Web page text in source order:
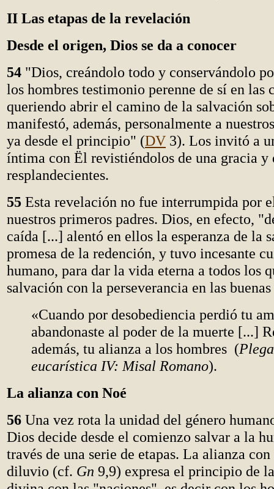
II Las etapas de la revelación
Desde el origen, Dios se da a conocer
54 "Dios, creándolo todo y conservándolo
los hombres testimonio perenne de sí en las
queriendo abrir el camino de la salvación
manifestó, además, personalmente a
ya desde el principio" (DV 3). Los invitó a
íntima con Ël revistiéndolos de una gracia y
resplandecientes.
55 Esta revelación no fue interrumpida por
nuestros primeros padres. Dios, en efecto,
caída [...] alentó en ellos la esperanza de la
promesa de la redención, y tuvo incesante
humano, para dar la vida eterna a todos los
salvación con la perseverancia en las
«Cuando por desobediencia perdió tu
abandonaste al poder de la muerte [...]
además, tu alianza a los hombres (
eucarística IV: Misal Romano).
La alianza con Noé
56 Una vez rota la unidad del género
Dios decide desde el comienzo salvar a la
través de una serie de etapas. La alianza
diluvio (cf. Gn 9,9) expresa el principio de